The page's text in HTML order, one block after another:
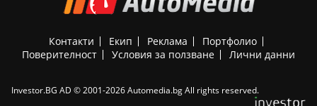
Контакти Екип Реклама
Портфолио
Поверителност
Условия за ползване Лични данни
Investor.BG AD © 2001-2026 Automedia.bg All rights reserved.